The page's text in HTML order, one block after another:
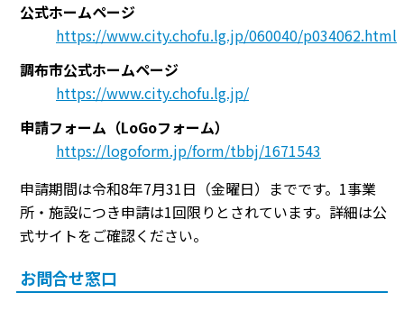
公式ホームページ
https://www.city.chofu.lg.jp/060040/p034062.html
調布市公式ホームページ
https://www.city.chofu.lg.jp/
申請フォーム（LoGoフォーム）
https://logoform.jp/form/tbbj/1671543
申請期間は令和8年7月31日（金曜日）までです。1事業
所・施設につき申請は1回限りとされています。詳細は公
式サイトをご確認ください。
お問合せ窓口